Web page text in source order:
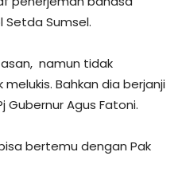
Setda Sumsel.
namun tidak
Bahkan dia berjanji
Gubernur Agus Fatoni.
bertemu dengan Pak